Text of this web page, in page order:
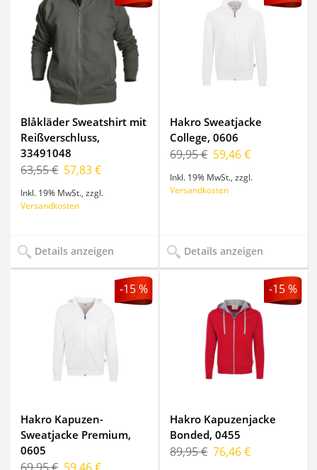
Blåkläder Sweatshirt mit
Reißverschluss,
33491048
63,55 € 57,83 €
Inkl. 19% MwSt. ,zzgl.
Versandkosten
Details anzeigen
Hakro Sweatjacke
College, 0606
69,95 € 59,46 €
Inkl. 19% MwSt. ,zzgl.
Versandkosten
Details anzeigen
-15 %
Hakro Kapuzen-
Sweatjacke Premium,
0605
-15 %
Hakro Kapuzenjacke
Bonded, 0455
89,95 € 76,46 €